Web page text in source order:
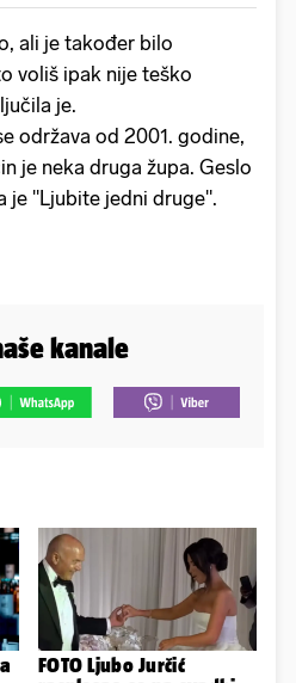
ali je također bilo
voliš ipak nije teško
je.
održava od 2001. godine,
je neka druga župa. Geslo
je "Ljubite jedni druge".
kanale
FOTO Ljubo Jurčić